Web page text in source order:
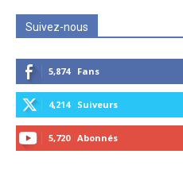
Suivez-nous
5,874 Fans
4,214 Suiveurs
5,720 Abonnés